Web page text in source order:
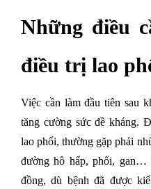
Những điều
điều trị lao
Việc cần làm đầu tiên sau
tăng cường sức đề kháng.
lao phổi, thường gặp phải
đường hô hấp, phổi,
đồng, dù bệnh đã được